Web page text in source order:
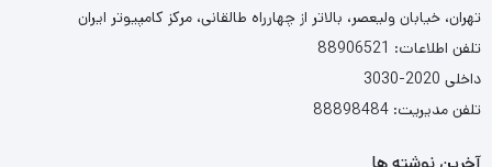
تهران، خیابان ولیعصر، بالاتر از چهارراه طالقانی، مرکز کامپیوتر ایران
تلفن اطلاعات: 88906521
داخلی 2020-3030
تلفن مدیریت: 88898484